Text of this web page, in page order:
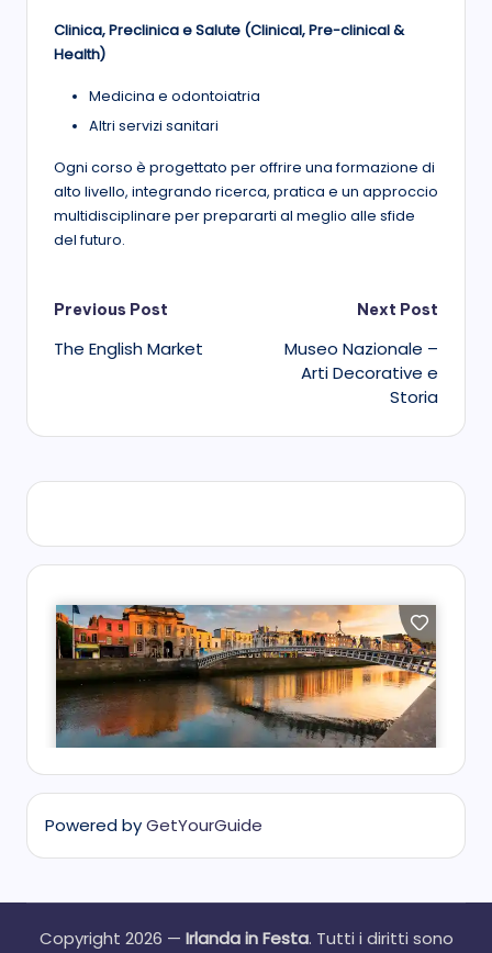
Clinica, Preclinica e Salute (Clinical, Pre-clinical &
Health)
Medicina e odontoiatria
Altri servizi sanitari
Ogni corso è progettato per offrire una formazione di
alto livello, integrando ricerca, pratica e un approccio
multidisciplinare per prepararti al meglio alle sfide
del futuro.
Post
navigation
Previous Post
The English Market
Next Post
Museo Nazionale –
Arti Decorative e
Storia
Powered byGetYourGuide
Copyright 2026 — Irlanda in Festa. Tutti i diritti sono